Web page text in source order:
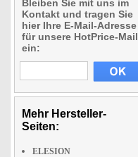
Bleiben Sie mit uns im
Kontakt und tragen Sie
hier Ihre E-Mail-Adresse
für unsere HotPrice-Mail
ein:
Mehr Hersteller-
Seiten:
ELESION